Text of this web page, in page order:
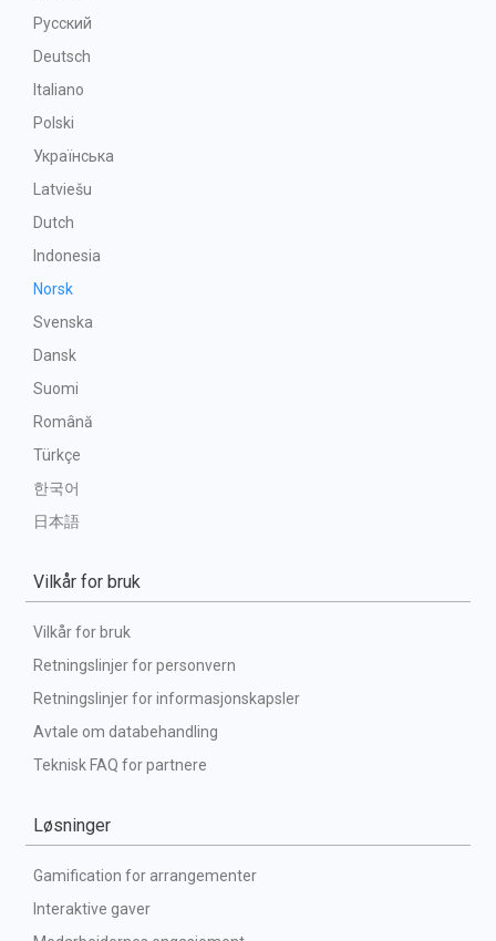
Русский
Deutsch
Italiano
Polski
Українська
Latviešu
Dutch
Indonesia
Norsk
Svenska
Dansk
Suomi
Română
Türkçe
한국어
日本語
Vilkår for bruk
Vilkår for bruk
Retningslinjer for personvern
Retningslinjer for informasjonskapsler
Avtale om databehandling
Teknisk FAQ for partnere
Løsninger
Gamification for arrangementer
Interaktive gaver